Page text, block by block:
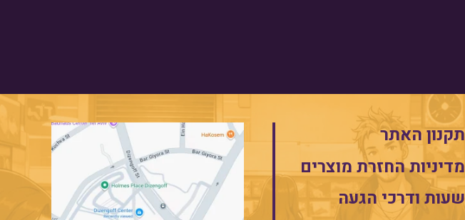
תקנון האתר
מדיניות החזרת מוצרים
שעות ודרכי הגעה